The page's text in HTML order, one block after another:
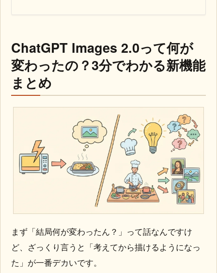
ChatGPT Images 2.0って何が
変わったの？3分でわかる新機能
まとめ
まず「結局何が変わったん？」って話なんですけ
ど、ざっくり言うと「考えてから描けるようになっ
た」が一番デカいです。